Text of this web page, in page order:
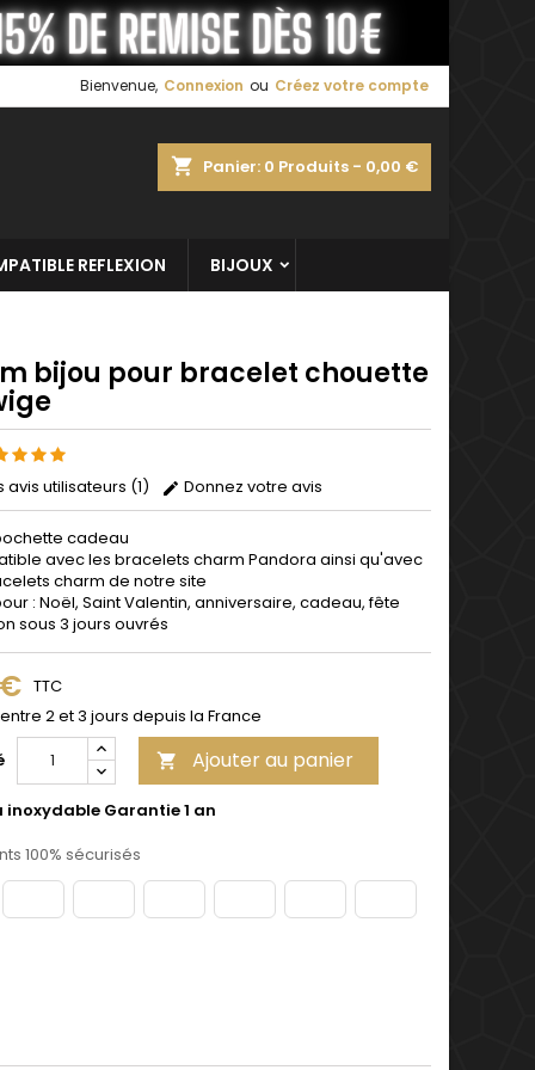
Bienvenue, Connexion ou Créez votre compte
shopping_cart Panier: 0 Produits - 0,00 €
REFLEXION BIJOUX
bijou pour bracelet chouette
avis utilisateurs (1)
Donnez votre avis
cadeau
avec les bracelets charm Pandora ainsi qu'avec
charm de notre site
: Noël, Saint Valentin, anniversaire, cadeau, fête
sous 3 jours ouvrés
TTC
2 et 3 jours depuis la France
 Ajouter au panier
inoxydable Garantie 1 an
100% sécurisés